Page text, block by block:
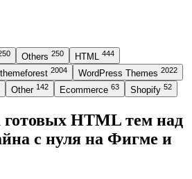
Others 250 HTML 444
themeforest 2004 WordPress Themes 2022
Other 142 Ecommerce 63 Shopify 52
HTML тем над
с нуля на Фигме и